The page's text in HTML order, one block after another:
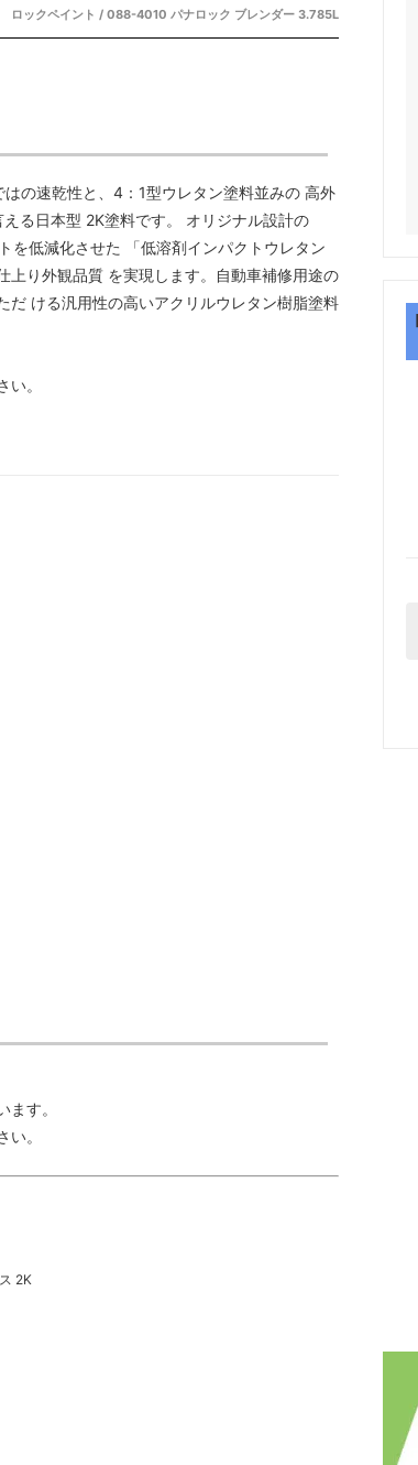
ロックペイント / 088-4010 パナロック ブレンダー 3.785L
の速乾性と、4：1型ウレタン塗料並みの 高外
る日本型 2K塗料です。 オリジナル設計の
を低減化させた 「低溶剤インパクトウレタン
上り外観品質 を実現します。自動車補修用途の
だ ける汎用性の高いアクリルウレタン樹脂塗料
。
す。
。
2K